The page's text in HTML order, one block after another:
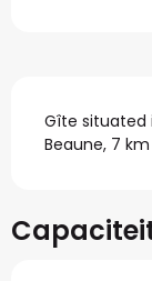
Gîte situated
Beaune, 7